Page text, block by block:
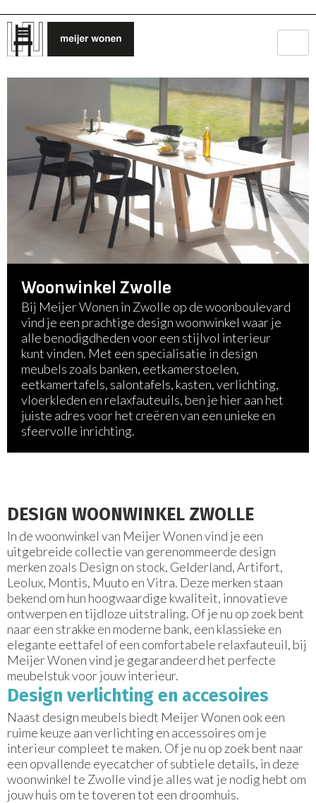
Woonwinkel Zwolle
Bij Meijer Wonen in Zwolle op de woonboulevard
vind je een prachtige design woonwinkel waar je
alle benodigdheden voor een stijlvol interieur
kunt vinden. Met een specialisatie in design
meubels zoals banken, eetkamerstoelen,
eetkamertafels, salontafels, kasten, verlichting,
vloerkleden en relaxfauteuils, ben je hier aan het
juiste adres voor het creëren van een unieke en
sfeervolle inrichting.
DESIGN WOONWINKEL ZWOLLE
In de woonwinkel van Meijer Wonen vind je een
uitgebreide collectie van gerenommeerde design
merken zoals Design on stock, Gelderland, Artifort,
Leolux, Montis, Muuto en Vitra. Deze merken staan
bekend om hun hoogwaardige kwaliteit, innovatieve
ontwerpen en tijdloze uitstraling. Of je nu op zoek bent
naar een strakke en moderne bank, een klassieke en
elegante eettafel of een comfortabele relaxfauteuil, bij
Meijer Wonen vind je gegarandeerd het perfecte
meubelstuk voor jouw interieur.
Design verlichting en accesoires
Naast design meubels biedt Meijer Wonen ook een
ruime keuze aan verlichting en accessoires om je
interieur compleet te maken. Of je nu op zoek bent naar
een opvallende eyecatcher of subtiele details, in deze
woonwinkel te Zwolle vind je alles wat je nodig hebt om
jouw huis om te toveren tot een droomhuis.